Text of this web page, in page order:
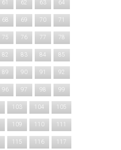
61 62 63 64
68 69 70 71
75 76 77 78
82 83 84 85
89 90 91 92
96 97 98 99
103 104 105
109 110 111
115 116 117